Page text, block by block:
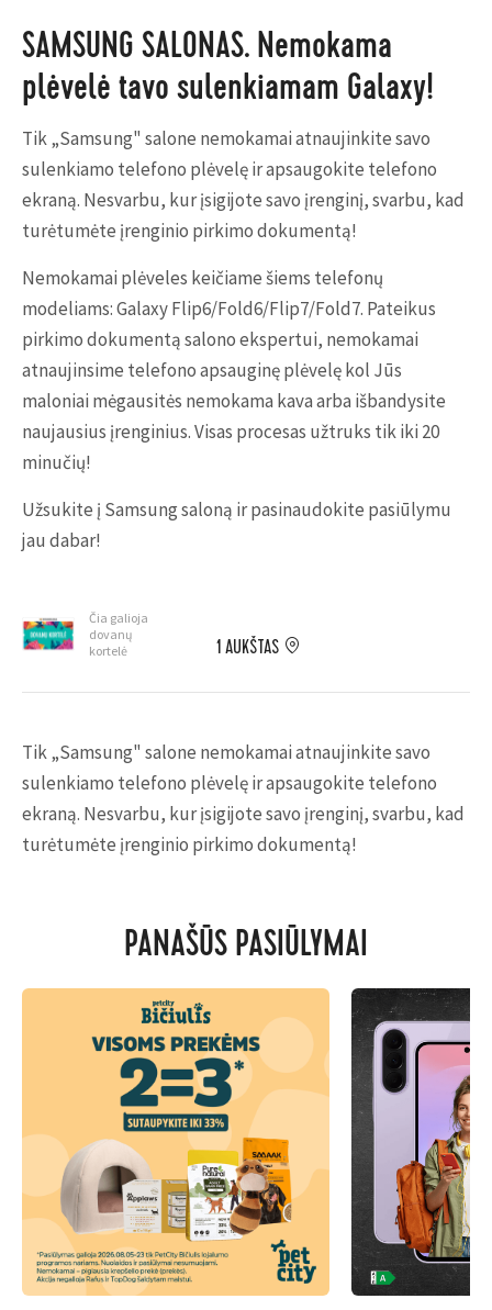
SAMSUNG SALONAS. Nemokama
plėvelė tavo sulenkiamam Galaxy!
Tik „Samsung" salone nemokamai atnaujinkite savo
sulenkiamo telefono plėvelę ir apsaugokite telefono
ekraną. Nesvarbu, kur įsigijote savo įrenginį, svarbu, kad
turėtumėte įrenginio pirkimo dokumentą!
Nemokamai plėveles keičiame šiems telefonų
modeliams: Galaxy Flip6/Fold6/Flip7/Fold7. Pateikus
pirkimo dokumentą salono ekspertui, nemokamai
atnaujinsime telefono apsauginę plėvelę kol Jūs
maloniai mėgausitės nemokama kava arba išbandysite
naujausius įrenginius. Visas procesas užtruks tik iki 20
minučių!
Užsukite į Samsung saloną ir pasinaudokite pasiūlymu
jau dabar!
Čia galioja
dovanų
kortelė
1 AUKŠTAS
Tik „Samsung" salone nemokamai atnaujinkite savo
sulenkiamo telefono plėvelę ir apsaugokite telefono
ekraną. Nesvarbu, kur įsigijote savo įrenginį, svarbu, kad
turėtumėte įrenginio pirkimo dokumentą!
PANAŠŪS PASIŪLYMAI